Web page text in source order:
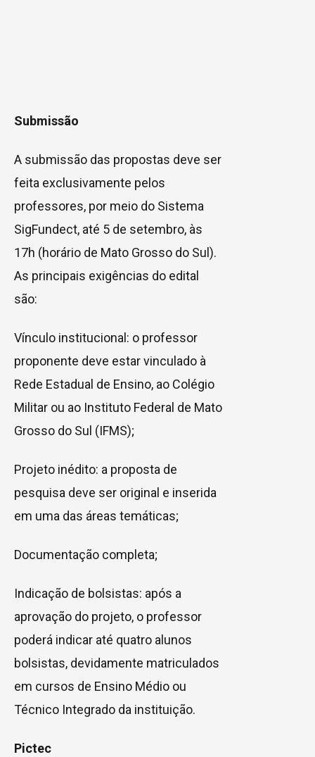
Submissão
A submissão das propostas deve ser
feita exclusivamente pelos
professores, por meio do Sistema
SigFundect, até 5 de setembro, às
17h (horário de Mato Grosso do Sul).
As principais exigências do edital
são:
Vínculo institucional: o professor
proponente deve estar vinculado à
Rede Estadual de Ensino, ao Colégio
Militar ou ao Instituto Federal de Mato
Grosso do Sul (IFMS);
Projeto inédito: a proposta de
pesquisa deve ser original e inserida
em uma das áreas temáticas;
Documentação completa;
Indicação de bolsistas: após a
aprovação do projeto, o professor
poderá indicar até quatro alunos
bolsistas, devidamente matriculados
em cursos de Ensino Médio ou
Técnico Integrado da instituição.
Pictec